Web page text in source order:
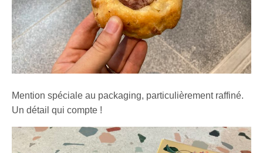
Mention spéciale au packaging, particulièrement raffiné.
Un détail qui compte !